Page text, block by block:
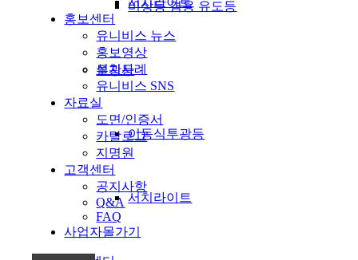
비상등 겸용 유도등
투광등
이동식투광등
서치라이트
홍보센터
유니비스 뉴스
홍보영상
설치사례
유니비스 SNS
자료실
도면/인증서
카탈로그
지명원
고객센터
공지사항
Q&A
FAQ
사업자몰가기